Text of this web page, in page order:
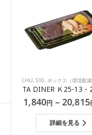
CHU, S10, ボックス（環境配慮型プラス
TA DINER Ｋ25-13・
1,840円 –20,815
詳細を見る